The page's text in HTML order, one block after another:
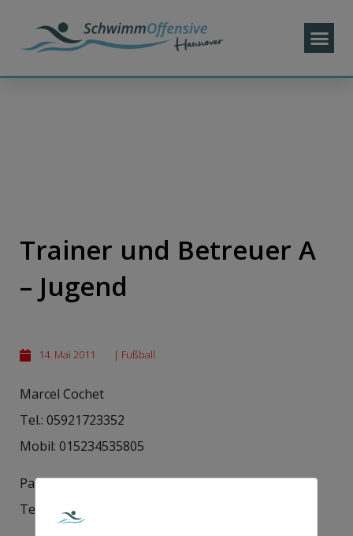
Trainer und Betreuer A
– Jugend
14. Mai 2011 | Fußball
Marcel Cochet
Tel.: 05921723352
Mobil: 015234535805
Pascal Dingwerth
Tel.: 01636146237